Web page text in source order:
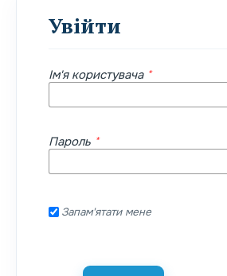
Увійти
Ім'я користувача *
Пароль *
Запам'ятати мене